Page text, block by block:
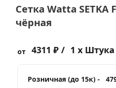
Сетка Watta
чёрная
от 4311 ₽ / 1 x Штука
Розничная (до 15к) -